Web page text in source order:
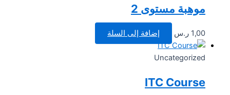
موهبة مستوى 2
ر.س إضافة إلى السلة
Uncategorized
ITC Course